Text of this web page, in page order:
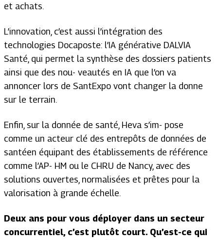
et achats.
L’innovation, c’est aussi l’intégration des
technologies Docaposte: l’IA générative DALVIA
Santé, qui permet la synthèse des dossiers patients
ainsi que des nou- veautés en IA que l’on va
annoncer lors de SantExpo vont changer la donne
sur le terrain.
Enfin, sur la donnée de santé, Heva s’im- pose
comme un acteur clé des entrepôts de données de
santéen équipant des établissements de référence
comme l’AP- HM ou le CHRU de Nancy, avec des
solutions ouvertes, normalisées et prêtes pour la
valorisation à grande échelle.
Deux ans pour vous déployer dans un secteur
concurrentiel, c’est plutôt court. Qu’est-ce qui